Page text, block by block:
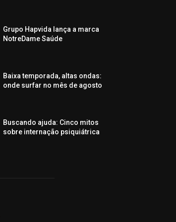
Grupo Hapvida lança a marca
NotreDame Saúde
Baixa temporada, altas ondas:
onde surfar no mês de agosto
Buscando ajuda: Cinco mitos
sobre internação psiquiátrica